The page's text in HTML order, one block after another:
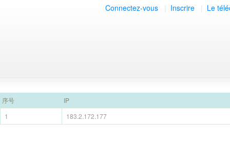
Connectez-vous Inscrire Le
序号
IP
1
183.2.172.177